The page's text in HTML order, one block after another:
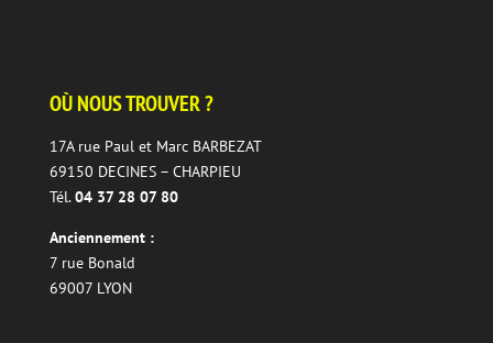
OÙ NOUS TROUVER ?
17A rue Paul et Marc BARBEZAT
69150 DECINES – CHARPIEU
Tél.04 37 28 07 80
Anciennement :
7 rue Bonald
69007 LYON